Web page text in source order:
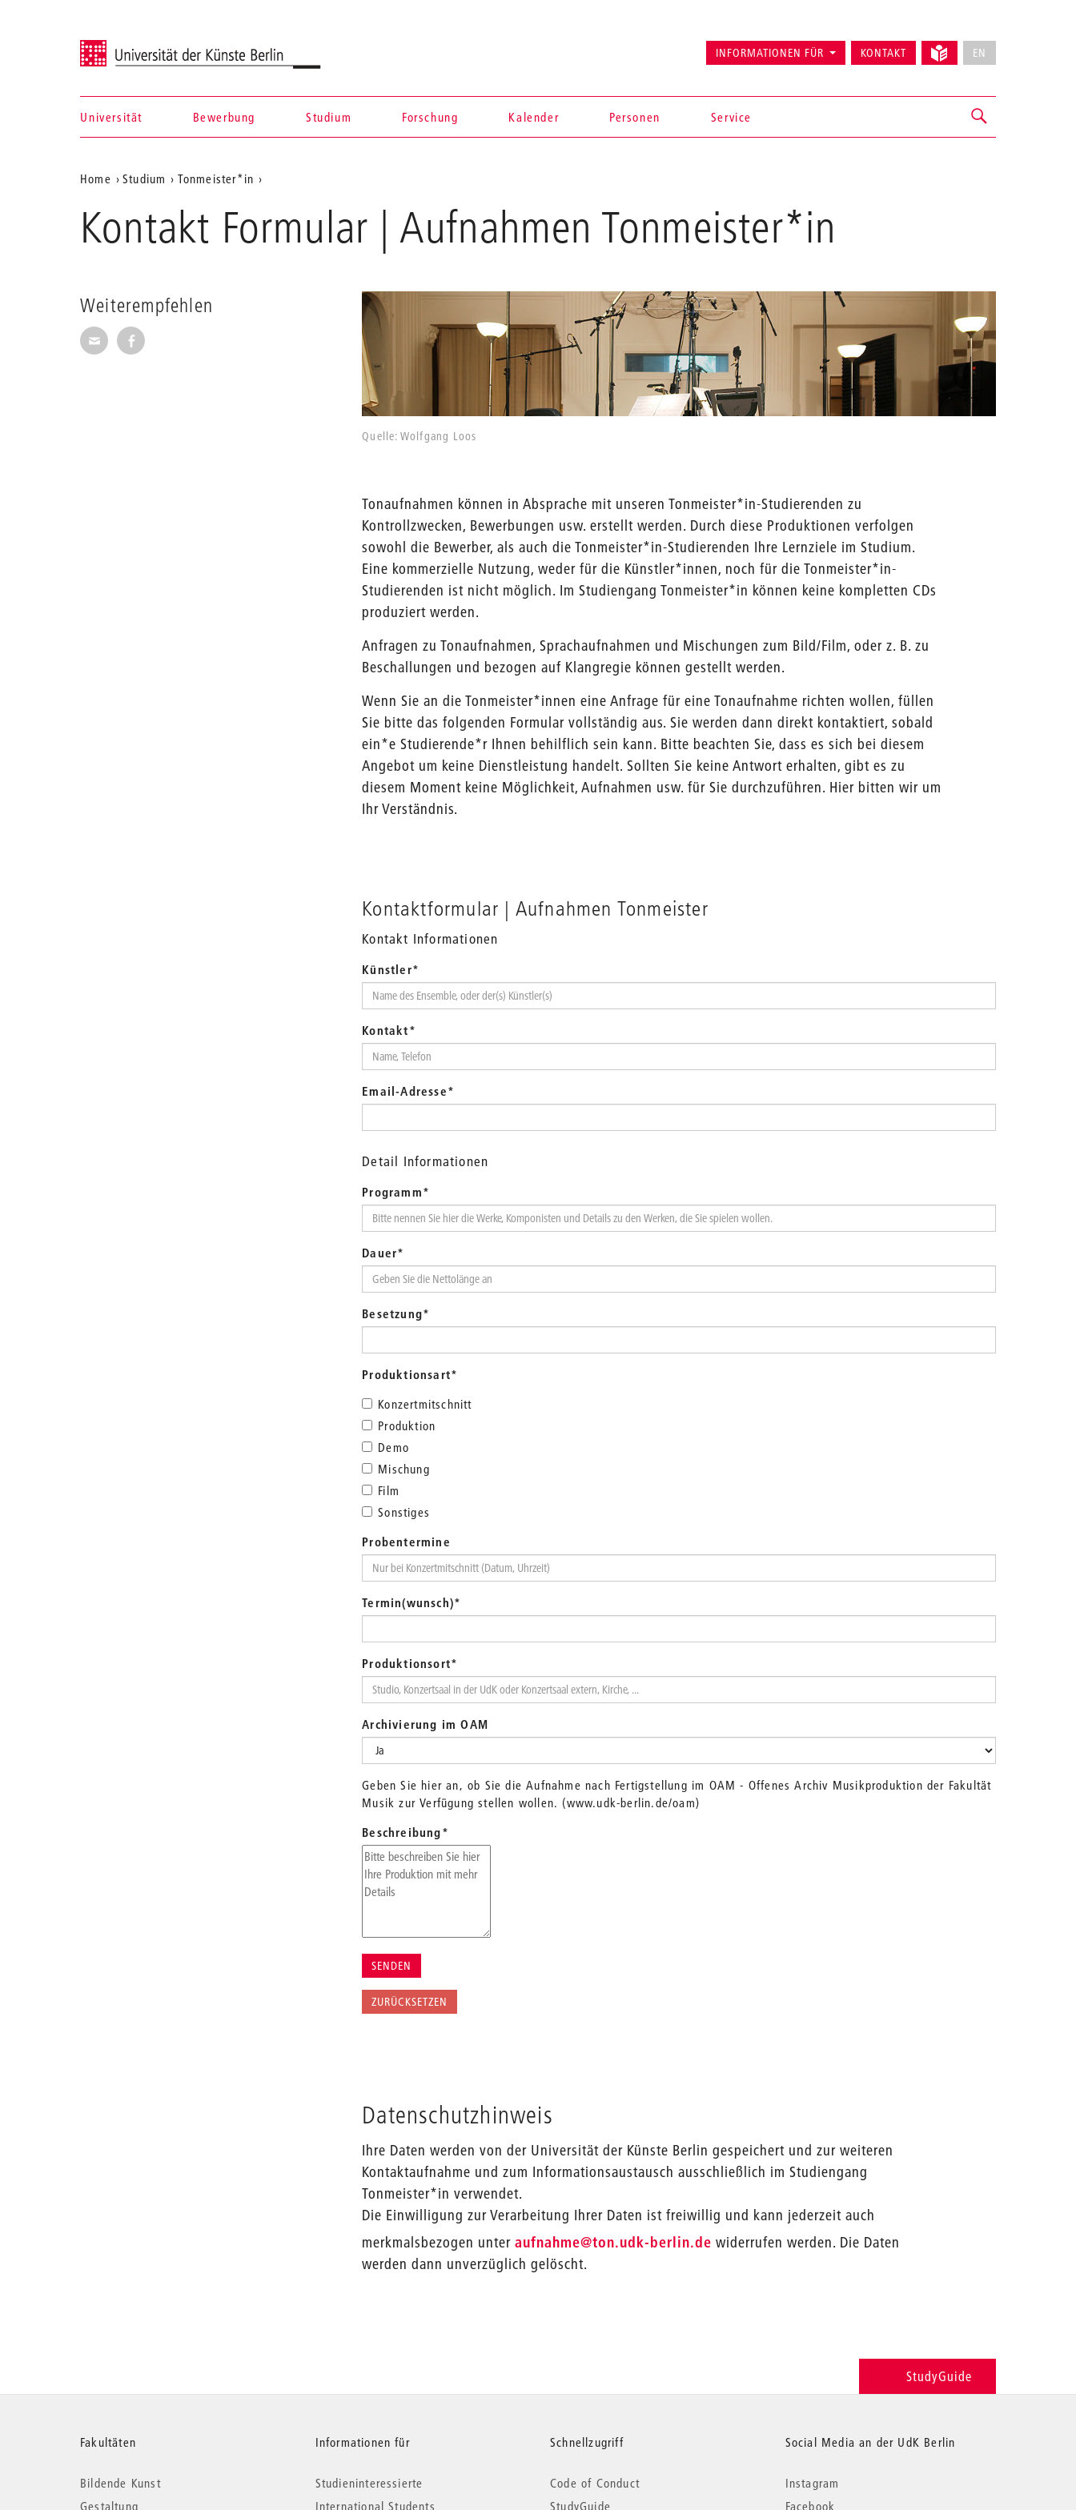
Universität der Künste Berlin
Navigation &
Suche
Universität Bewerbung Studium Forschung Kalender Personen Service
INFORMATIONEN FÜR KONTAKT EN
Aktuelle
Position
auf
Home Studium
Tonmeister*in
|
Aufnahmen
Kontakt Formular | Aufnahmen Tonmeister*in
Weiterempfehlen
Seite per E-Mail weiterempfehlen
Seite auf Facebook weiterempfehlen
Quelle: Wolfgang Loos
Tonaufnahmen können in Absprache mit unseren Tonmeister*in-Studierenden zu
Kontrollzwecken, Bewerbungen usw. erstellt werden. Durch diese Produktionen verfolgen
sowohl die Bewerber, als auch die Tonmeister*in-Studierenden Ihre Lernziele im Studium.
Eine kommerzielle Nutzung, weder für die Künstler*innen, noch für die Tonmeister*in-
Studierenden ist nicht möglich. Im Studiengang Tonmeister*in können keine kompletten CDs
produziert werden.
Anfragen zu Tonaufnahmen, Sprachaufnahmen und Mischungen zum Bild/Film, oder z. B. zu
Beschallungen und bezogen auf Klangregie können gestellt werden.
Wenn Sie an die Tonmeister*innen eine Anfrage für eine Tonaufnahme richten wollen, füllen
Sie bitte das folgenden Formular vollständig aus. Sie werden dann direkt kontaktiert, sobald
ein*e Studierende*r Ihnen behilflich sein kann. Bitte beachten Sie, dass es sich bei diesem
Angebot um keine Dienstleistung handelt. Sollten Sie keine Antwort erhalten, gibt es zu
diesem Moment keine Möglichkeit, Aufnahmen usw. für Sie durchzuführen. Hier bitten wir um
Ihr Verständnis.
Kontaktformular | Aufnahmen Tonmeister
Kontakt Informationen
Künstler*
Kontakt*
Email-Adresse*
Detail Informationen
Programm*
Dauer*
Besetzung*
Produktionsart*
Konzertmitschnitt
Produktion
Demo
Mischung
Film
Sonstiges
Probentermine
Termin(wunsch)*
Produktionsort*
Archivierung im OAM
Geben Sie hier an, ob Sie die Aufnahme nach Fertigstellung im OAM - Offenes Archiv Musikproduktion der Fakultät
Musik zur Verfügung stellen wollen. (www.udk-berlin.de/oam)
Beschreibung*
Datenschutzhinweis
Ihre Daten werden von der Universität der Künste Berlin gespeichert und zur weiteren
Kontaktaufnahme und zum Informationsaustausch ausschließlich im Studiengang
Tonmeister*in verwendet.
Die Einwilligung zur Verarbeitung Ihrer Daten ist freiwillig und kann jederzeit auch
merkmalsbezogen unteraufnahme_
@ton.udk-berlin.de widerrufen werden. Die Daten
werden dann unverzüglich gelöscht.
StudyGuide
Weitere
Fakultäten
Bildende Kunst
Gestaltung
Informationen für
Studieninteressierte
International Students
Schnellzugriff
Code of Conduct
StudyGuide
Social Media an der UdK Berlin
Instagram
Facebook